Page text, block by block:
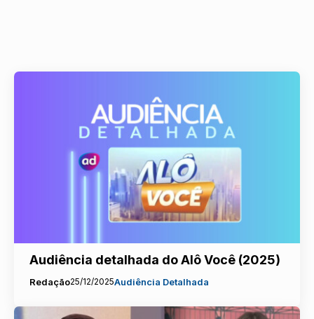
Audiência detalhada do Alô Você (2025)
Redação25/12/2025Audiência Detalhada